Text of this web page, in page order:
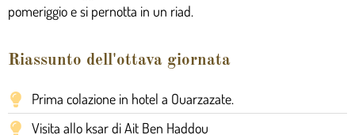
pomeriggio e si pernotta in un riad.
Riassunto dell'ottava giornata
Prima colazione in hotel a Ouarzazate.
Visita allo ksar di Ait Ben Haddou